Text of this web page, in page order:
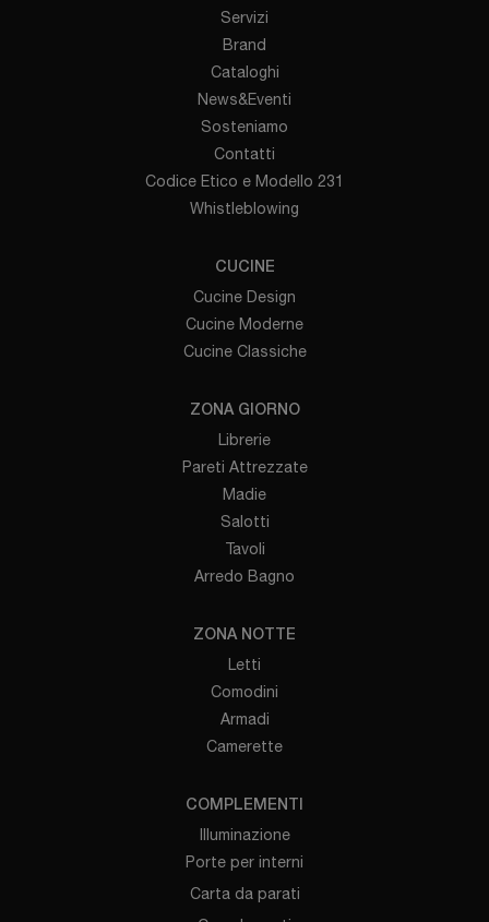
Servizi
Brand
Cataloghi
News&Eventi
Sosteniamo
Contatti
Codice Etico e Modello 231
Whistleblowing
CUCINE
Cucine Design
Cucine Moderne
Cucine Classiche
ZONA GIORNO
Librerie
Pareti Attrezzate
Madie
Salotti
Tavoli
Arredo Bagno
ZONA NOTTE
Letti
Comodini
Armadi
Camerette
COMPLEMENTI
Illuminazione
Porte per interni
Carta da parati